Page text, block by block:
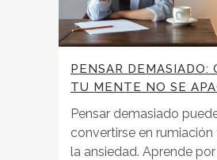
PENSAR DEMASIADO:
TU MENTE NO SE
Pensar demasiado
convertirse en
la ansiedad. Aprende